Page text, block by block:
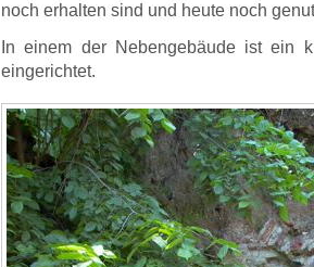
noch erhalten sind und heute noch
In einem der Nebengebäude ist ein
eingerichtet.